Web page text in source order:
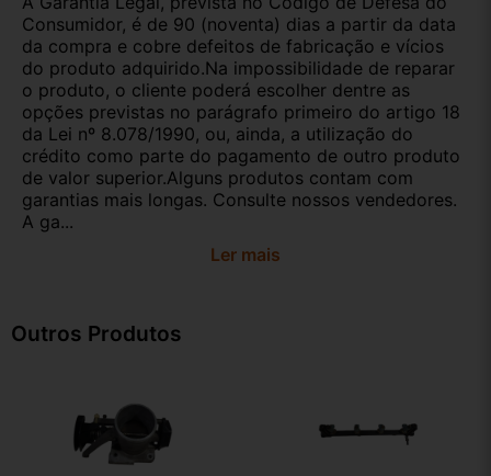
Consumidor, é de 90 (noventa) dias a partir da data
da compra e cobre defeitos de fabricação e vícios
do produto adquirido.Na impossibilidade de reparar
o produto, o cliente poderá escolher dentre as
opções previstas no parágrafo primeiro do artigo 18
da Lei nº 8.078/1990, ou, ainda, a utilização do
crédito como parte do pagamento de outro produto
de valor superior.Alguns produtos contam com
garantias mais longas. Consulte nossos vendedores.
A ga...
Ler mais
Outros Produtos